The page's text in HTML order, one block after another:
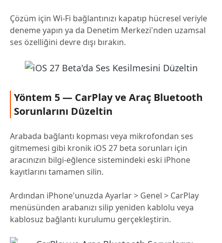
Çözüm için Wi-Fi bağlantınızı kapatıp hücresel veriyle
deneme yapın ya da Denetim Merkezi'nden uzamsal
ses özelliğini devre dışı bırakın.
Yöntem 5 — CarPlay ve Araç Bluetooth
Sorunlarını Düzeltin
Arabada bağlantı kopması veya mikrofondan ses
gitmemesi gibi kronik iOS 27 beta sorunları için
aracınızın bilgi-eğlence sistemindeki eski iPhone
kayıtlarını tamamen silin.
Ardından iPhone'unuzda Ayarlar > Genel > CarPlay
menüsünden arabanızı silip yeniden kablolu veya
kablosuz bağlantı kurulumu gerçekleştirin.